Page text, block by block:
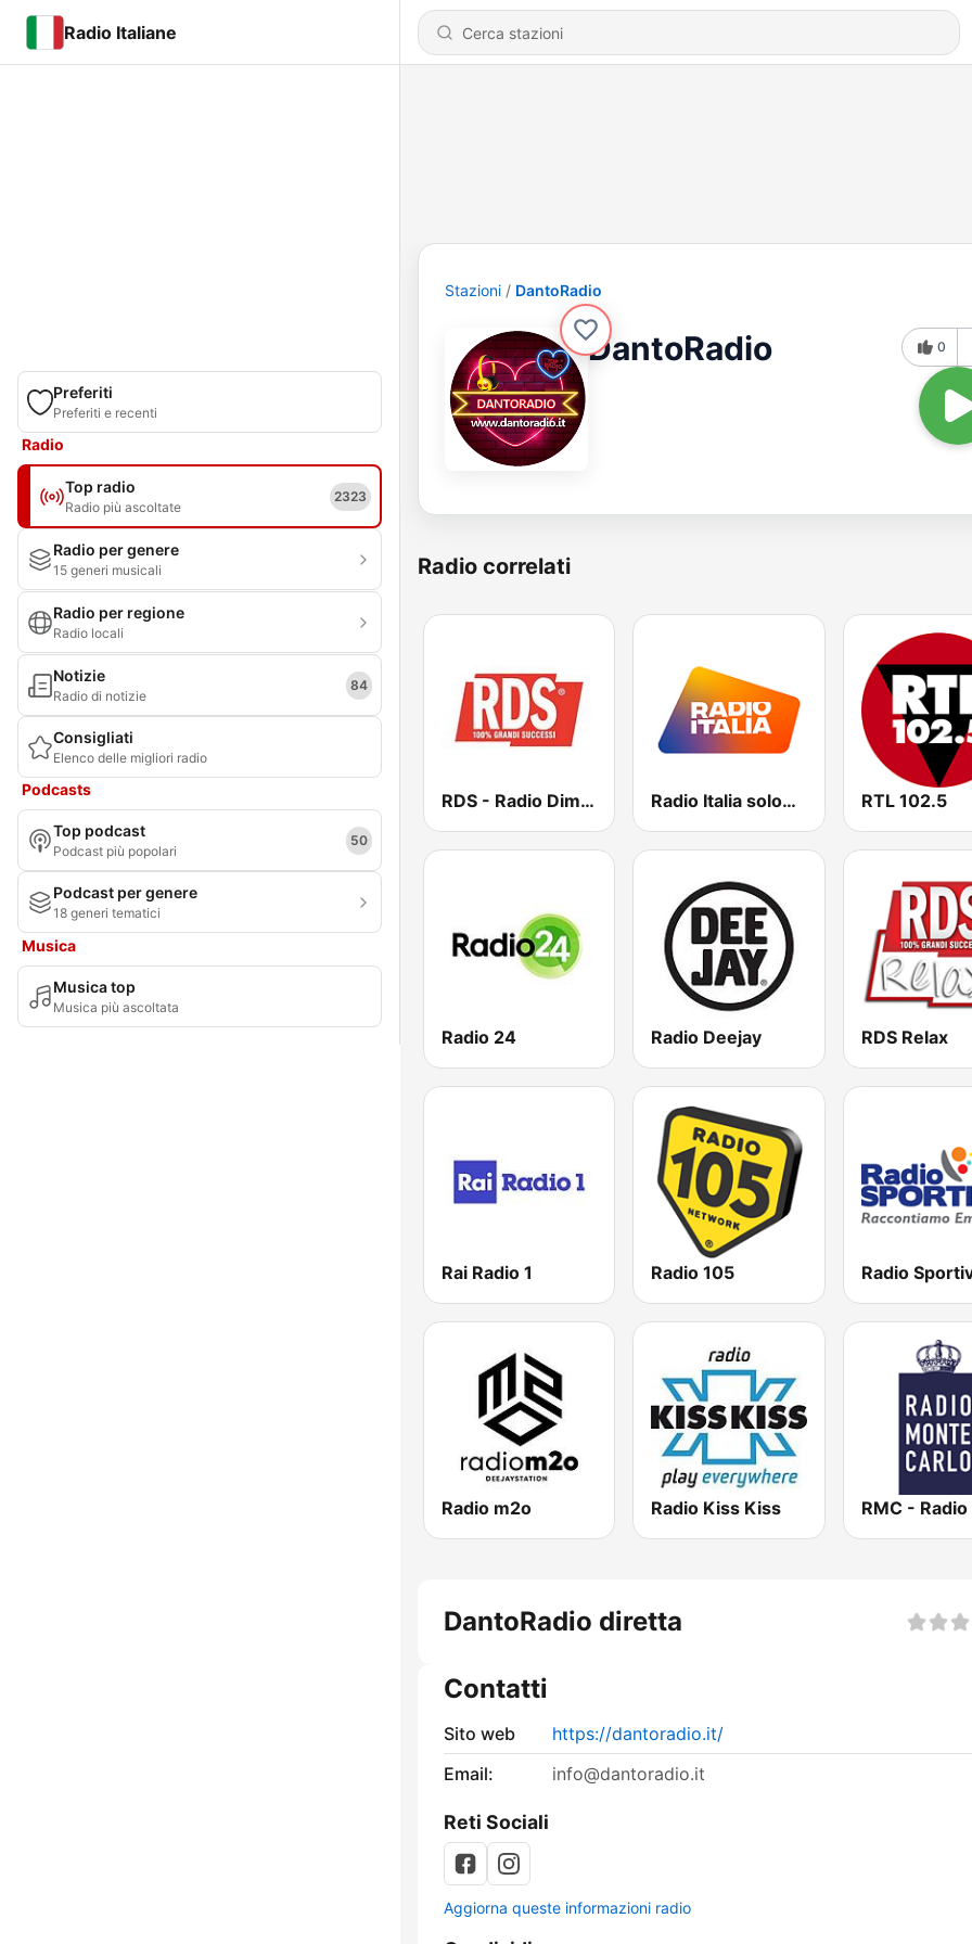
Radio Italiane
Preferiti
Preferiti e recenti
Radio
Top radio
Radio più ascoltate
2323
Radio per genere
15 generi musicali
Radio per regione
Radio locali
Notizie
Radio di notizie
84
Consigliati
Elenco delle migliori radio
Podcasts
Top podcast
Podcast più popolari
50
Podcast per genere
18 generi tematici
Musica
Musica top
Musica più ascoltata
Stazioni DantoRadio
DantoRadio 0
Radio correlati
RDS - Radio Dimensione Suono Radio Italia solomusicaitaliana RTL 102.5
Radio 24 Radio Deejay RDS Relax
Rai Radio 1 Radio 105 Radio
Radio m2o Radio Kiss Kiss
DantoRadio diretta
Contatti
Sito web
https://dantoradio.it/
Email:
info@dantoradio.it
Reti Sociali
Aggiorna queste informazioni radio